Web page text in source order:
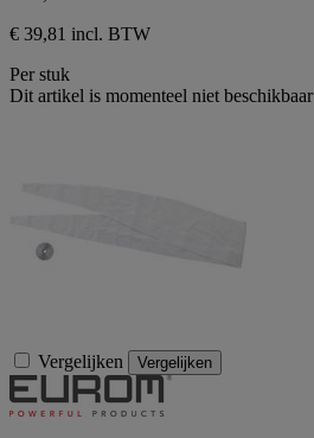
€ 39,81 incl. BTW
Per stuk
Dit artikel is momenteel niet beschikbaar
Vergelijken Vergelijken